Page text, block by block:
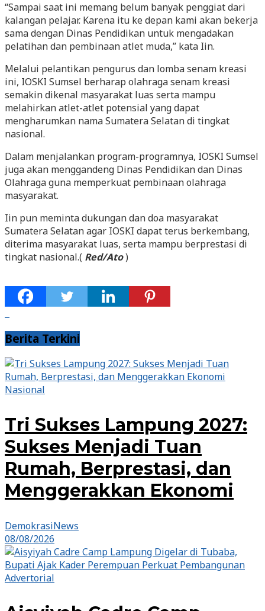
“Sampai saat ini memang belum banyak penggiat dari
kalangan pelajar. Karena itu ke depan kami akan bekerja
sama dengan Dinas Pendidikan untuk mengadakan
pelatihan dan pembinaan atlet muda,” kata Iin.
Melalui pelantikan pengurus dan lomba senam kreasi
ini, IOSKI Sumsel berharap olahraga senam kreasi
semakin dikenal masyarakat luas serta mampu
melahirkan atlet-atlet potensial yang dapat
mengharumkan nama Sumatera Selatan di tingkat
nasional.
Dalam menjalankan program-programnya, IOSKI Sumsel
juga akan menggandeng Dinas Pendidikan dan Dinas
Olahraga guna memperkuat pembinaan olahraga
masyarakat.
Iin pun meminta dukungan dan doa masyarakat
Sumatera Selatan agar IOSKI dapat terus berkembang,
diterima masyarakat luas, serta mampu berprestasi di
tingkat nasional.( Red/Ato)
Berita Terkini
Nasional
Tri Sukses Lampung 2027:
Sukses Menjadi Tuan
Rumah, Berprestasi, dan
Menggerakkan Ekonomi
DemokrasiNews
08/08/2026
Advertorial